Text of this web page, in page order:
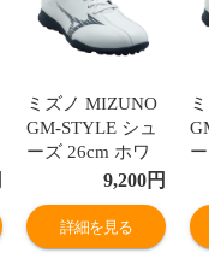
ミズノ MIZUNO
GM-STYLE シュ
ーズ 26cm ホワ
イト／ネイビー
01
9,200円
詳細を見る
01